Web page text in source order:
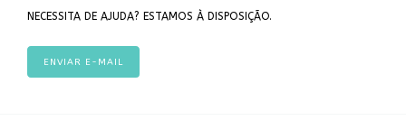
NECESSITA DE AJUDA? ESTAMOS À DISPOSIÇÃO.
ENVIAR E-MAIL